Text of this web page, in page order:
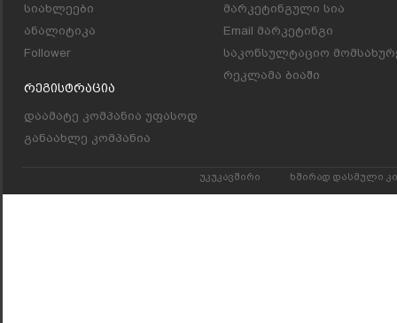
სიახლეები
ანალიტიკა
Follower
Რეგისტრაცია
დაამატე კომპანია უფასოდ
განაახლე კომპანია
მარკეტინგული სია
Email მარკეტინგი
საკონსულტაციო
რეკლამა ბიაში
უკუკავშირი ხშირად დასმული